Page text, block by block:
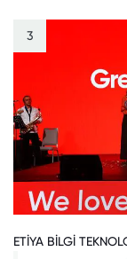
3
ETİYA BİLGİ